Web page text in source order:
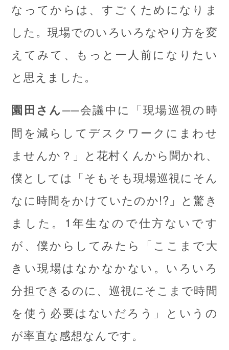
なってからは、すごくためになりま
した。現場でのいろいろなやり方を変
えてみて、もっと一人前になりたい
と思えました。
園田さん──会議中に「現場巡視の時
間を減らしてデスクワークにまわせ
ませんか？」と花村くんから聞かれ、
僕としては「そもそも現場巡視にそん
なに時間をかけていたのか!?」と驚き
ました。1年生なので仕方ないです
が、僕からしてみたら「ここまで大
きい現場はなかなかない。いろいろ
分担できるのに、巡視にそこまで時間
を使う必要はないだろう」というの
が率直な感想なんです。